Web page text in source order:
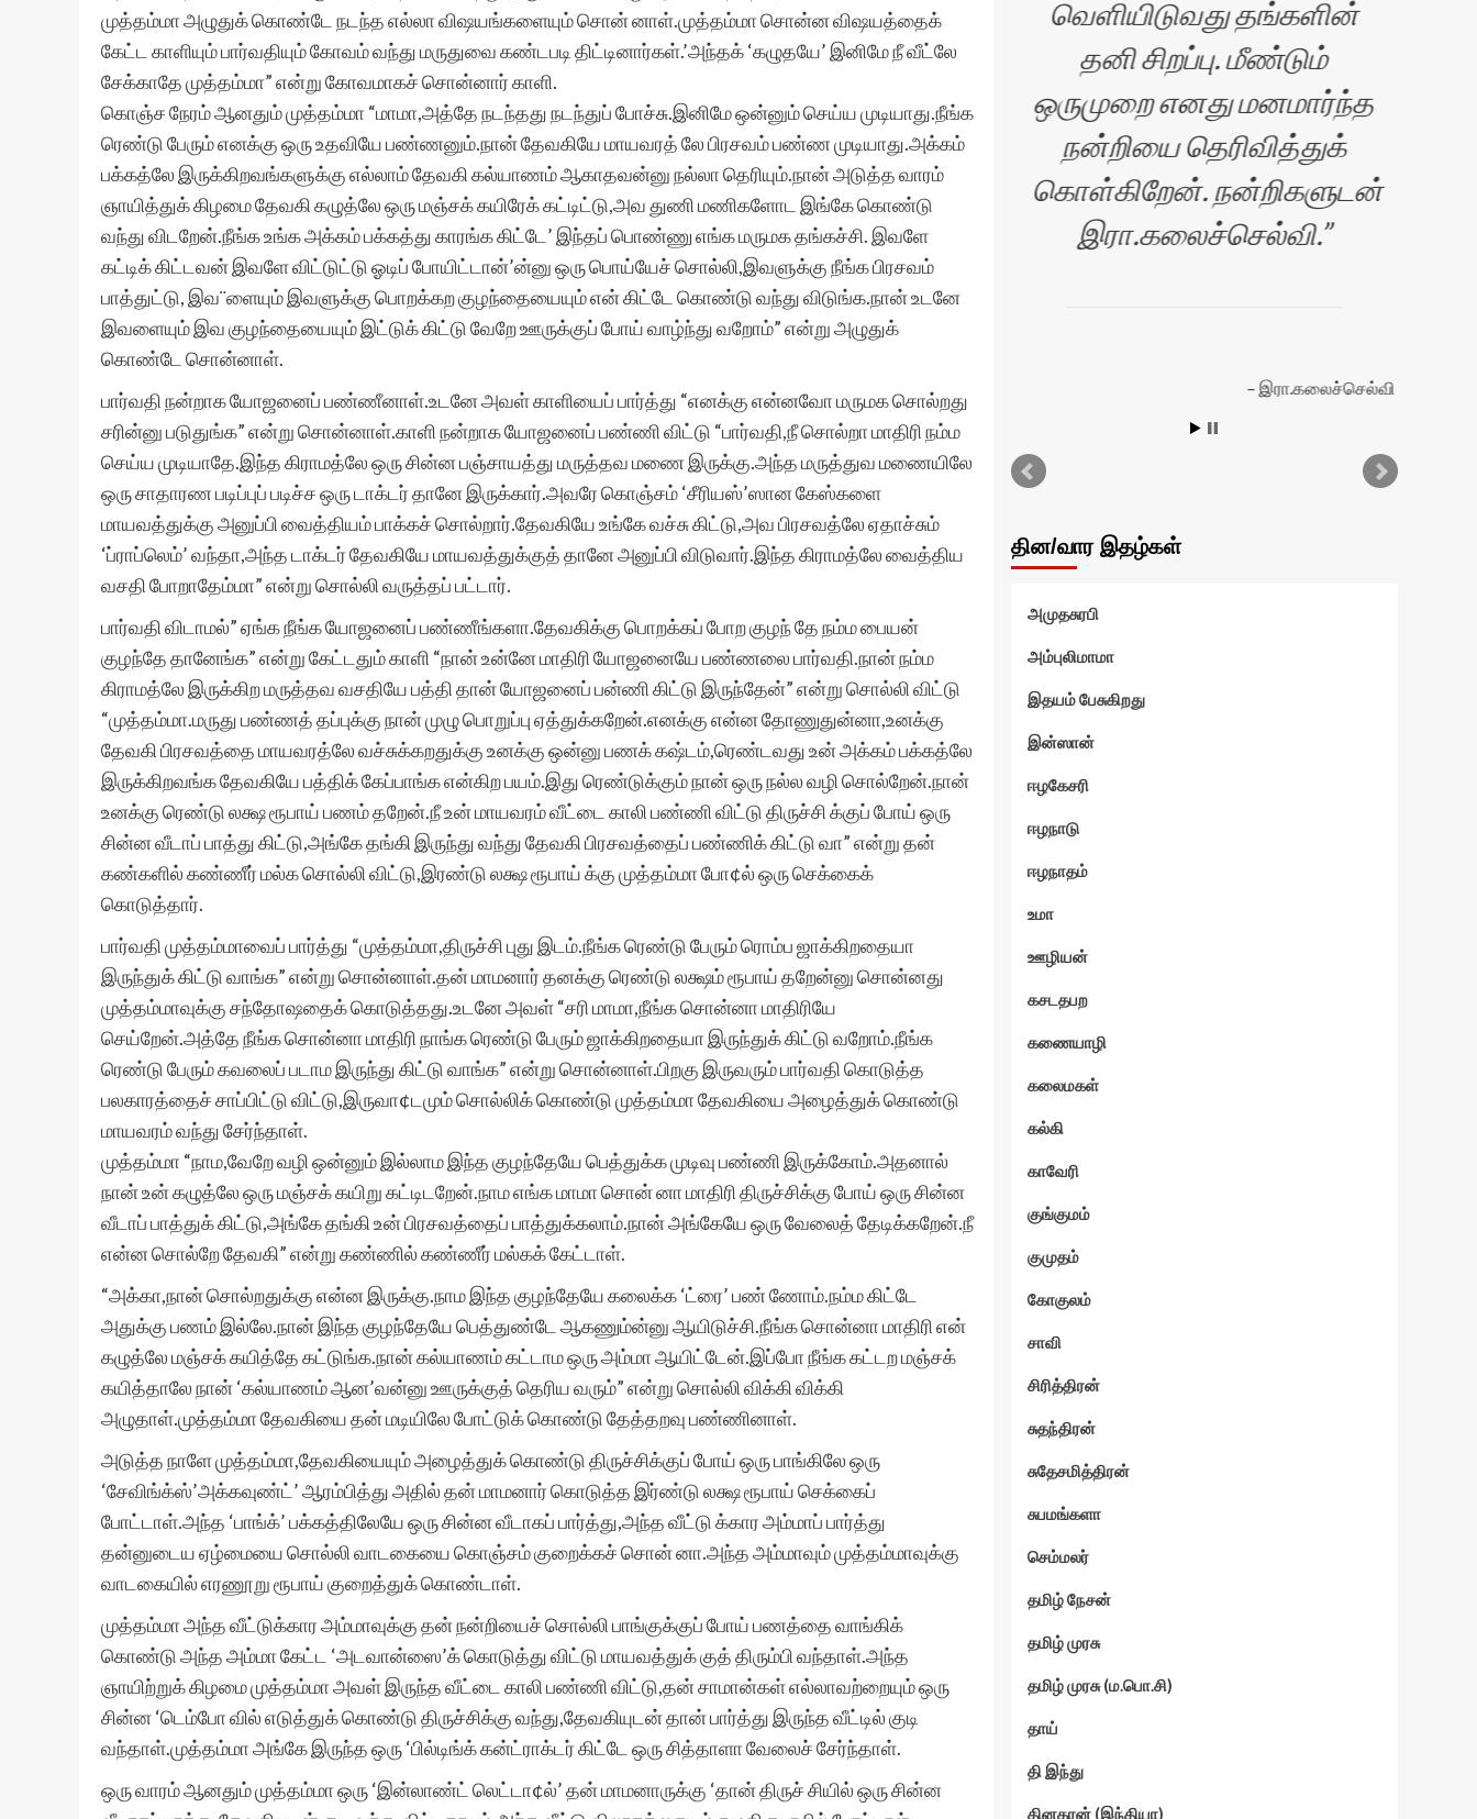
முத்தம்மா அழுதுக் கொண்டே நடந்த எல்லா விஷயங்களையும் சொன் னாள்.முத்தம்மா சொன்ன விஷயத்தைக்
கேட்ட காளியும் பார்வதியும் கோவம் வந்து மருதுவை கண்டபடி திட்டினார்கள்.’அந்தக் ‘கழுதயே’ இனிமே நீ வீட்லே
சேக்காதே முத்தம்மா” என்று கோவமாகச் சொன்னார் காளி.
கொஞ்ச நேரம் ஆனதும் முத்தம்மா “மாமா,அத்தே நடந்தது நடந்துப் போச்சு.இனிமே ஒன்னும் செய்ய முடியாது.நீங்க
ரெண்டு பேரும் எனக்கு ஒரு உதவியே பண்ணனும்.நான் தேவகியே மாயவரத் லே பிரசவம் பண்ண முடியாது.அக்கம்
பக்கத்லே இருக்கிறவங்களுக்கு எல்லாம் தேவகி கல்யாணம் ஆகாதவன்னு நல்லா தெரியும்.நான் அடுத்த வாரம்
ஞாயித்துக் கிழமை தேவகி கழுத்லே ஒரு மஞ்சக் கயிரேக் கட்டிட்டு,அவ துணி மணிகளோட இங்கே கொண்டு
வந்து விடறேன்.நீங்க உங்க அக்கம் பக்கத்து காரங்க கிட்டே’ இந்தப் பொண்ணு எங்க மருமக தங்கச்சி. இவளே
கட்டிக் கிட்டவன் இவளே விட்டுட்டு ஓடிப் போயிட்டான்’ன்னு ஒரு பொய்யேச் சொல்லி,இவளுக்கு நீங்க பிரசவம்
பாத்துட்டு, இவ¨ளையும் இவளுக்கு பொறக்கற குழந்தையையும் என் கிட்டே கொண்டு வந்து விடுங்க.நான் உடனே
இவளையும் இவ குழந்தையையும் இட்டுக் கிட்டு வேறே ஊருக்குப் போய் வாழ்ந்து வறோம்” என்று அழுதுக்
கொண்டே சொன்னாள்.
பார்வதி நன்றாக யோஜனைப் பண்ணீனாள்.உடனே அவள் காளியைப் பார்த்து “எனக்கு என்னவோ மருமக சொல்றது
சரின்னு படுதுங்க” என்று சொன்னாள்.காளி நன்றாக யோஜனைப் பண்ணி விட்டு “பார்வதி,நீ சொல்றா மாதிரி நம்ம
செய்ய முடியாதே.இந்த கிராமத்லே ஒரு சின்ன பஞ்சாயத்து மருத்தவ மணை இருக்கு.அந்த மருத்துவ மணையிலே
ஒரு சாதாரண படிப்புப் படிச்ச ஒரு டாக்டர் தானே இருக்கார்.அவரே கொஞ்சம் ‘சீரியஸ்’ஸான கேஸ்களை
மாயவத்துக்கு அனுப்பி வைத்தியம் பாக்கச் சொல்றார்.தேவகியே உங்கே வச்சு கிட்டு,அவ பிரசவத்லே ஏதாச்சும்
‘ப்ராப்லெம்’ வந்தா,அந்த டாக்டர் தேவகியே மாயவத்துக்குத் தானே அனுப்பி விடுவார்.இந்த கிராமத்லே வைத்திய
வசதி போறாதேம்மா” என்று சொல்லி வருத்தப் பட்டார்.
பார்வதி விடாமல்” ஏங்க நீங்க யோஜனைப் பண்ணீங்களா.தேவகிக்கு பொறக்கப் போற குழந் தே நம்ம பையன்
குழந்தே தானேங்க” என்று கேட்டதும் காளி “நான் உன்னே மாதிரி யோஜனையே பண்ணலை பார்வதி.நான் நம்ம
கிராமத்லே இருக்கிற மருத்தவ வசதியே பத்தி தான் யோஜனைப் பன்ணி கிட்டு இருந்தேன்” என்று சொல்லி விட்டு
“முத்தம்மா.மருது பண்ணத் தப்புக்கு நான் முழு பொறுப்பு ஏத்துக்கறேன்.எனக்கு என்ன தோணுதுன்னா,உனக்கு
தேவகி பிரசவத்தை மாயவரத்லே வச்சுக்கறதுக்கு உனக்கு ஒன்னு பணக் கஷ்டம்,ரெண்டவது உன் அக்கம் பக்கத்லே
இருக்கிறவங்க தேவகியே பத்திக் கேப்பாங்க என்கிற பயம்.இது ரெண்டுக்கும் நான் ஒரு நல்ல வழி சொல்றேன்.நான்
உனக்கு ரெண்டு லக்ஷ ரூபாய் பணம் தறேன்.நீ உன் மாயவரம் வீட்டை காலி பண்ணி விட்டு திருச்சி க்குப் போய் ஒரு
சின்ன வீடாப் பாத்து கிட்டு,அங்கே தங்கி இருந்து வந்து தேவகி பிரசவத்தைப் பண்ணிக் கிட்டு வா” என்று தன்
கண்களில் கண்ணீர் மல்க சொல்லி விட்டு,இரண்டு லக்ஷ ரூபாய் க்கு முத்தம்மா போ¢ல் ஒரு செக்கைக்
கொடுத்தார்.
பார்வதி முத்தம்மாவைப் பார்த்து “முத்தம்மா,திருச்சி புது இடம்.நீங்க ரெண்டு பேரும் ரொம்ப ஜாக்கிறதையா
இருந்துக் கிட்டு வாங்க” என்று சொன்னாள்.தன் மாமனார் தனக்கு ரெண்டு லக்ஷம் ரூபாய் தறேன்னு சொன்னது
முத்தம்மாவுக்கு சந்தோஷதைக் கொடுத்தது.உடனே அவள் “சரி மாமா,நீங்க சொன்னா மாதிரியே
செய்றேன்.அத்தே நீங்க சொன்னா மாதிரி நாங்க ரெண்டு பேரும் ஜாக்கிறதையா இருந்துக் கிட்டு வறோம்.நீங்க
ரெண்டு பேரும் கவலைப் படாம இருந்து கிட்டு வாங்க” என்று சொன்னாள்.பிறகு இருவரும் பார்வதி கொடுத்த
பலகாரத்தைச் சாப்பிட்டு விட்டு,இருவா¢டமும் சொல்லிக் கொண்டு முத்தம்மா தேவகியை அழைத்துக் கொண்டு
மாயவரம் வந்து சேர்ந்தாள்.
முத்தம்மா “நாம,வேறே வழி ஒன்னும் இல்லாம இந்த குழந்தேயே பெத்துக்க முடிவு பண்ணி இருக்கோம்.அதனால்
நான் உன் கழுத்லே ஒரு மஞ்சக் கயிறு கட்டிடறேன்.நாம எங்க மாமா சொன் னா மாதிரி திருச்சிக்கு போய் ஒரு சின்ன
வீடாப் பாத்துக் கிட்டு,அங்கே தங்கி உன் பிரசவத்தைப் பாத்துக்கலாம்.நான் அங்கேயே ஒரு வேலைத் தேடிக்கறேன்.நீ
என்ன சொல்றே தேவகி” என்று கண்ணில் கண்ணீர் மல்கக் கேட்டாள்.
“அக்கா,நான் சொல்றதுக்கு என்ன இருக்கு.நாம இந்த குழந்தேயே கலைக்க ‘ட்ரை’ பண் ணோம்.நம்ம கிட்டே
அதுக்கு பணம் இல்லே.நான் இந்த குழந்தேயே பெத்துண்டே ஆகணும்ன்னு ஆயிடுச்சி.நீங்க சொன்னா மாதிரி என்
கழுத்லே மஞ்சக் கயித்தே கட்டுங்க.நான் கல்யாணம் கட்டாம ஒரு அம்மா ஆயிட்டேன்.இப்போ நீங்க கட்டற மஞ்சக்
கயித்தாலே நான் ‘கல்யாணம் ஆன’வன்னு ஊருக்குத் தெரிய வரும்” என்று சொல்லி விக்கி விக்கி
அழுதாள்.முத்தம்மா தேவகியை தன் மடியிலே போட்டுக் கொண்டு தேத்தறவு பண்ணினாள்.
அடுத்த நாளே முத்தம்மா,தேவகியையும் அழைத்துக் கொண்டு திருச்சிக்குப் போய் ஒரு பாங்கிலே ஒரு
‘சேவிங்க்ஸ்’அக்கவுண்ட்’ ஆரம்பித்து அதில் தன் மாமனார் கொடுத்த இர்ண்டு லக்ஷ ரூபாய் செக்கைப்
போட்டாள்.அந்த ‘பாங்க்’ பக்கத்திலேயே ஒரு சின்ன வீடாகப் பார்த்து,அந்த வீட்டு க்கார அம்மாப் பார்த்து
தன்னுடைய ஏழ்மையை சொல்லி வாடகையை கொஞ்சம் குறைக்கச் சொன் னா.அந்த அம்மாவும் முத்தம்மாவுக்கு
வாடகையில் எரணூறு ரூபாய் குறைத்துக் கொண்டாள்.
முத்தம்மா அந்த வீட்டுக்கார அம்மாவுக்கு தன் நன்றியைச் சொல்லி பாங்குக்குப் போய் பணத்தை வாங்கிக்
கொண்டு அந்த அம்மா கேட்ட ‘அடவான்ஸை’க் கொடுத்து விட்டு மாயவத்துக் குத் திரும்பி வந்தாள்.அந்த
ஞாயிற்றுக் கிழமை முத்தம்மா அவள் இருந்த வீட்டை காலி பண்ணி விட்டு,தன் சாமான்கள் எல்லாவற்றையும் ஒரு
சின்ன ‘டெம்போ வில் எடுத்துக் கொண்டு திருச்சிக்கு வந்து,தேவகியுடன் தான் பார்த்து இருந்த வீட்டில் குடி
வந்தாள்.முத்தம்மா அங்கே இருந்த ஒரு ‘பில்டிங்க் கன்ட்ராக்டர் கிட்டே ஒரு சித்தாளா வேலைச் சேர்ந்தாள்.
ஒரு வாரம் ஆனதும் முத்தம்மா ஒரு ‘இன்லாண்ட் லெட்டா¢ல்’ தன் மாமனாருக்கு ‘தான் திருச் சியில் ஒரு சின்ன
வெளியிடுவது தங்களின்
தனி சிறப்பு. மீண்டும்
ஒருமுறை எனது மனமார்ந்த
நன்றியை தெரிவித்துக்
கொள்கிறேன். நன்றிகளுடன்
இரா.கலைச்செல்வி.
இரா.கலைச்செல்வி
தின/வார இதழ்கள்
அமுதசுரபி
அம்புலிமாமா
இதயம் பேசுகிறது
இன்ஸான்
ஈழகேசரி
ஈழநாடு
ஈழநாதம்
உமா
ஊழியன்
கசடதபற
கணையாழி
கலைமகள்
கல்கி
காவேரி
குங்குமம்
குமுதம்
கோகுலம்
சாவி
சிரித்திரன்
சுதந்திரன்
சுதேசமித்திரன்
சுபமங்களா
செம்மலர்
தமிழ் நேசன்
தமிழ் முரசு
தமிழ் முரசு (ம.பொ.சி)
தாய்
தி இந்து
தினகரன் (இந்தியா)